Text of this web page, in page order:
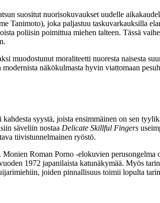
suositut nuorisokuvaukset uudelle
Tanimoto), joka paljastuu taskuvarkauksilla
poliisin poimittua miehen talteen. Tässä
muodostunut moraliteetti nuoresta naisesta
näkökulmasta hyvin viattomaan
syystä, joista ensimmäinen on sen
säveliin nostaa Delicate Skillful Fingers
tiivistunnelmainen ryöstö.
Roman Porno ‑elokuvien
1972 japanilaista katunäkymää. Myös
joiden pinnallisuus toimii lopulta